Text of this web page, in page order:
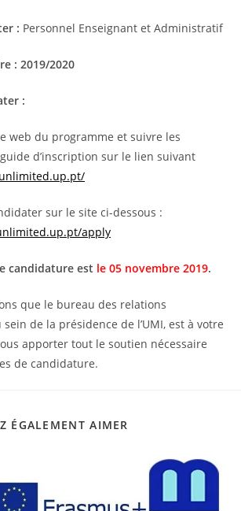
: Personnel Enseignant et Administratif
: 2019/2020
:
web du programme et suivre les
d’inscription sur le lien suivant
sur le site ci-dessous :
apply
candidature est le 05 novembre 2019.
que le bureau des relations
de la présidence de l’UMI, est à votre
apporter tout le soutien nécessaire
de candidature.
ÉGALEMENT AIMER